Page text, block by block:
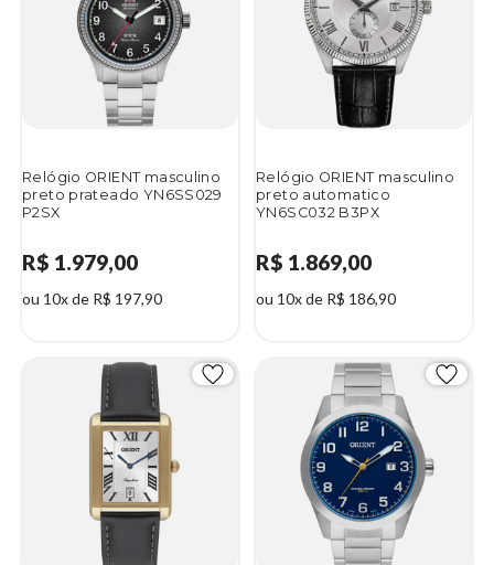
Relógio ORIENT masculino
preto prateado YN6SS029
P2SX
R$ 1.979,00
ou 10x de R$ 197,90
Relógio ORIENT masculino
preto automatico
YN6SC032 B3PX
R$ 1.869,00
ou 10x de R$ 186,90